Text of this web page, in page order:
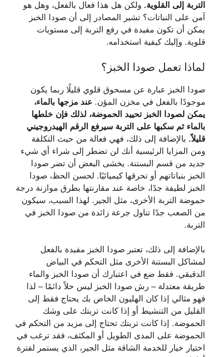
التربة إلى القلوية. ولكن هل هذا فعال بالفعل، وهل هو
آمن على النباتات؟ تشير المصادر إلى أن صودا الخبز
يمكن أن تكون مفيدة في رفع التربة إلى مستويات
قلوية. وإليك كيفية استخدامه.
لماذا تعمل صودا الخبز؟
صودا الخبز عبارة عن مسحوق قلوي قليلًا ربما يكون
موجودًا بالفعل في مخزن المؤن. عند مزجها بالماء،
يمكن لصودا الخبز تحييد الحموضة، لذلك فإن خلطها
بالماء ثم سكبها على التربة سيرفع الرقم الهيدروجيني
قليلاً. بالإضافة إلى ذلك، فهي فعالة من حيث التكلفة
ومن المزايا الرئيسية أنك لن تضطر إلى شراء أي شيء
جديد من قسم البستنة. يخشى البعض أن تضر صودا
الخبز بنباتاتهم أو تحرقها كيميائيًا. لحسن الحظ، صودا
الخبز لطيفة جدًا، خاصة عند مقارنتها بطرق موازنة درجة
حموضة التربة الأخرى، مثل الجير. لهذا السبب، سيكون
من الصعب جدًا تناول جرعة زائدة من صودا الخبز في
التربة.
بالإضافة إلى ذلك، تعتبر صودا الخبز مفيدة بالفعل
لمشاكل البستنة الأخرى مثل التحكم في البياض
الدقيقي. فقط ضع في اعتبارك أن صودا الخبز والماء
طريقة معتدلة – رش صودا الخبز ليس حلاً دائمًا – لذا
فهو مثالي إذا كان الهليون الخاص بك يحتاج فقط إلى
القليل من التنشيط أو إذا كانت تربتك على وشك
الحموضة. إذا كانت تربتك تحتاج إلى مزيد من التحكم في
الحموضة على المدى الطويل أو المكثف، فقد ترغب في
اختيار خيار للخدمة الشاقة مثل الجير، الذي يستمر لفترة